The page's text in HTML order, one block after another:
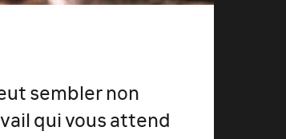
sembler non
qui vous attend